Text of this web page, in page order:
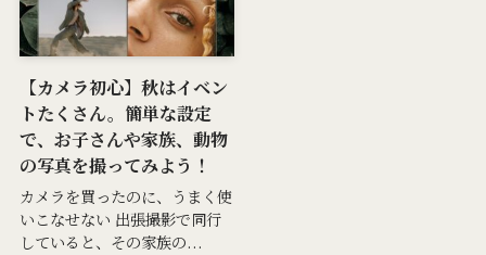
【カメラ初心】秋はイベン
トたくさん。簡単な設定
で、お子さんや家族、動物
の写真を撮ってみよう！
カメラを買ったのに、うまく使
いこなせない 出張撮影で同行
していると、その家族の...